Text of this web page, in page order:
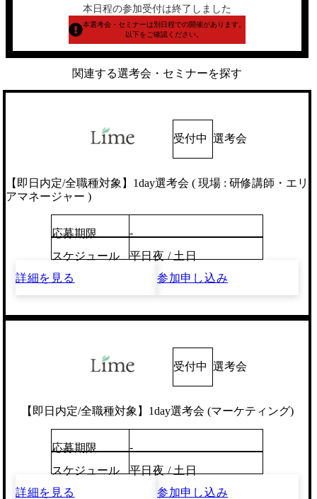
本日程の参加受付は終了しました
本選考会・セミナーは別日程での開催があります。
以下をご確認ください。
関連する選考会・セミナーを探す
受付中 選考会
【即日内定/全職種対象】1day選考会 ( 現場 : 研修講師・エリ
アマネージャー )
応募期限
-
スケジュール
平日夜 / 土日
詳細を見る
参加申し込み
受付中 選考会
【即日内定/全職種対象】1day選考会 (マーケティング)
応募期限
-
スケジュール
平日夜 / 土日
詳細を見る
参加申し込み